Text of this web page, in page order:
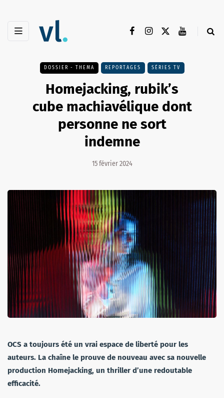
DOSSIER - THEMA REPORTAGES SÉRIES TV
Homejacking, rubik’s
cube machiavélique dont
personne ne sort
indemne
15 février 2024
OCS a toujours été un vrai espace de liberté pour les
auteurs. La chaîne le prouve de nouveau avec sa nouvelle
production Homejacking, un thriller d’une redoutable
efficacité.